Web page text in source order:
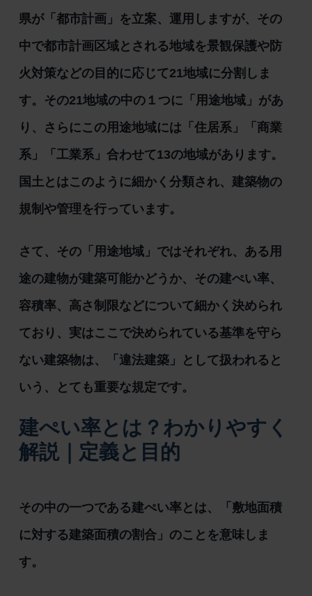
県が「都市計画」を立案、運用しますが、その
中で都市計画区域とされる地域を景観保護や防
火対策などの目的に応じて21地域に分割しま
す。その21地域の中の１つに「用途地域」があ
り、さらにこの用途地域には「住居系」「商業
系」「工業系」合わせて13の地域があります。
国土とはこのように細かく分類され、建築物の
規制や管理を行っています。
さて、その「用途地域」ではそれぞれ、ある用
途の建物が建築可能かどうか、その建ぺい率、
容積率、高さ制限などについて細かく決められ
ており、実はここで決められている基準を守ら
ない建築物は、「違法建築」として扱われると
いう、とても重要な規定です。
建ぺい率とは？わかりやすく
解説｜定義と目的
その中の一つである建ぺい率とは、「敷地面積
に対する建築面積の割合」のことを意味しま
す。